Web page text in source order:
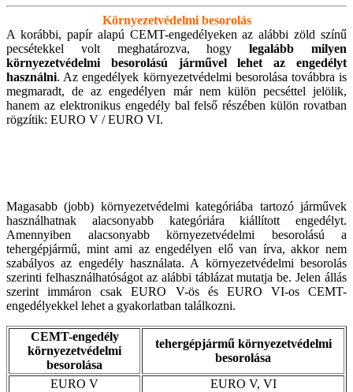
Környezetvédelmi besorolás
A korábbi, papír alapú CEMT-engedélyeken az alábbi zöld színű
pecsétekkel volt meghatározva, hogylegalább milyen
környezetvédelmi besorolású járművel lehet az engedélyt
használni. Az engedélyek környezetvédelmi besorolása továbbra is
megmaradt, de az engedélyen már nem külön pecséttel jelölik,
hanem az elektronikus engedély bal felső részében külön rovatban
rögzítik: EURO V / EURO VI.
Magasabb (jobb) környezetvédelmi kategóriába tartozó járművek
használhatnak alacsonyabb kategóriára kiállított engedélyt.
Amennyiben alacsonyabb környezetvédelmi besorolású a
tehergépjármű, mint ami az engedélyen elő van írva, akkor nem
szabályos az engedély használata. A környezetvédelmi besorolás
szerinti felhasználhatóságot az alábbi táblázat mutatja be. Jelen állás
szerint immáron csak EURO V-ös és EURO VI-os CEMT-
engedélyekkel lehet a gyakorlatban találkozni.
CEMT-engedély
környezetvédelmi
besorolása
tehergépjármű környezetvédelmi
besorolása
EURO V
EURO V, VI